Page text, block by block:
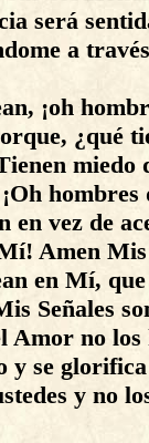
será
a
¡oh
¿qué
miedo
hombres
en vez de
Amen
en Mí,
Señales
Amor no
y se
y no